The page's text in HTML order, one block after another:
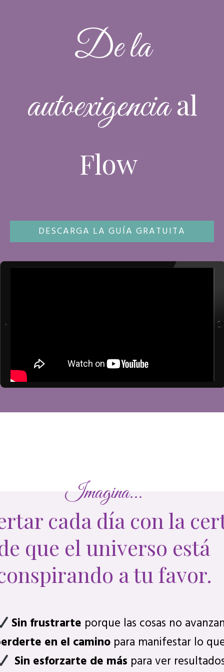
De la
autoexigencia al
Flow
DESCARGA LA GUÍA GRATUITA
Imagina...
cada día con la
que el universo está
a tu favor.
Sin frustrarte porque las cosas no
en el camino para manifestar lo
Sin esforzarte de más para ver